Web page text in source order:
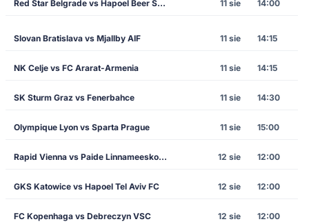
Red Star Belgrade vs Hapoel Beer Sheva 11 sie 14:00
Slovan Bratislava vs Mjallby AIF 11 sie 14:15
NK Celje vs FC Ararat-Armenia 11 sie 14:15
SK Sturm Graz vs Fenerbahce 11 sie 14:30
Olympique Lyon vs Sparta Prague 11 sie 15:00
Rapid Vienna vs Paide Linnameeskond 12 sie 12:00
GKS Katowice vs Hapoel Tel Aviv FC 12 sie 12:00
FC Kopenhaga vs Debreczyn VSC 12 sie 12:00